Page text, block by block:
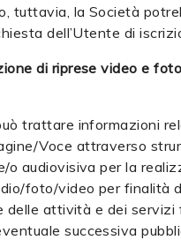
tuttavia, la Società
dell’Utente di
di riprese video e
trattare informazioni
Voce attraverso
o audiovisiva per la
foto/video per finalità
delle attività e dei servizi
successiva